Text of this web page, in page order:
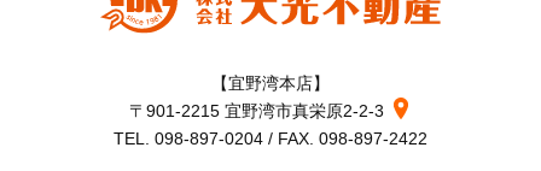
【宜野湾本店】
〒901-2215 宜野湾市真栄原2-2-3
TEL. 098-897-0204 / FAX. 098-897-2422